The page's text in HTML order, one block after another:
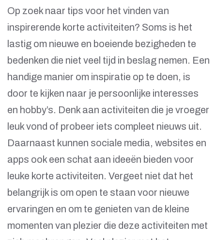
Op zoek naar tips voor het vinden van
inspirerende korte activiteiten? Soms is het
lastig om nieuwe en boeiende bezigheden te
bedenken die niet veel tijd in beslag nemen. Een
handige manier om inspiratie op te doen, is
door te kijken naar je persoonlijke interesses
en hobby’s. Denk aan activiteiten die je vroeger
leuk vond of probeer iets compleet nieuws uit.
Daarnaast kunnen sociale media, websites en
apps ook een schat aan ideeën bieden voor
leuke korte activiteiten. Vergeet niet dat het
belangrijk is om open te staan voor nieuwe
ervaringen en om te genieten van de kleine
momenten van plezier die deze activiteiten met